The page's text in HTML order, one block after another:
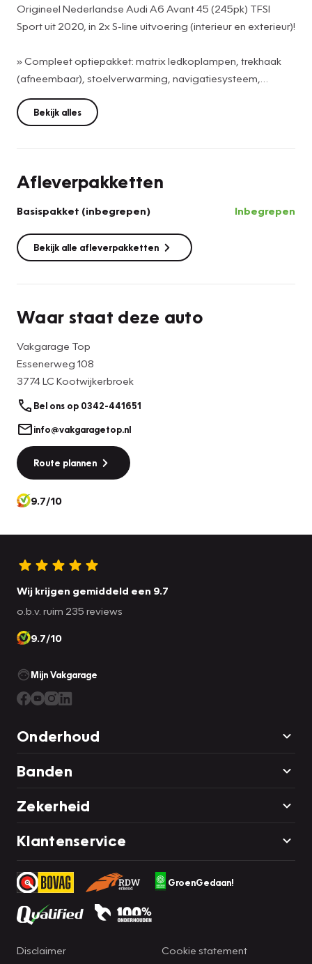
Origineel Nederlandse Audi A6 Avant 45 (245pk) TFSI
Sport uit 2020, in 2x S-line uitvoering (interieur en exterieur)!
» Compleet optiepakket: matrix ledkoplampen, trekhaak
(afneembaar), stoelverwarming, navigatiesysteem,
achteruitrijcamera + pdc voor en achter, keyless start,
sportstoelen en sportonderstel, 19 inch lichtmetalen
velgen, etc.
» Dit is een BTW auto. De geadverteerde prijs is inclusief
Neem contact op voor een vrijblijvende bezichtiging van
deze Audi A6 Avant S-line.
Bekijk alles
Afleverpakketten
Basispakket (inbegrepen) Inbegrepen
Bekijk alle afleverpakketten
Waar staat deze auto
Vakgarage Top
Essenerweg 108
3774 LC Kootwijkerbroek
Bel ons op 0342-441651
info@vakgaragetop.nl
Route plannen
9.7/10
Wij krijgen gemiddeld een 9.7
o.b.v. ruim 235 reviews
9.7/10
Mijn Vakgarage
Onderhoud
Banden
Zekerheid
Klantenservice
GroenGedaan!
Disclaimer
Cookie statement